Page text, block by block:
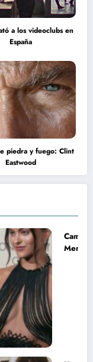
a los videoclubs en
España
piedra y fuego: Clint
Eastwood
Camila
Mendes